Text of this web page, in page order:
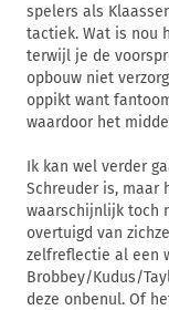
spelers als
tactiek. Wat is nou
terwijl je de
opbouw niet
oppikt want
waardoor het
Ik kan wel verder
Schreuder is, maar
waarschijnlijk toch
overtuigd van
zelfreflectie al een
Brobbey/Kudus/
deze onbenul. Of